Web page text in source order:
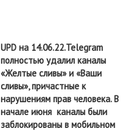
UPD на 14.06.22.Telegram
полностью удалил каналы
«Желтые сливы» и «Ваши
сливы», причастные к
нарушениям прав человека. В
начале июня каналы были
заблокированы в мобильном